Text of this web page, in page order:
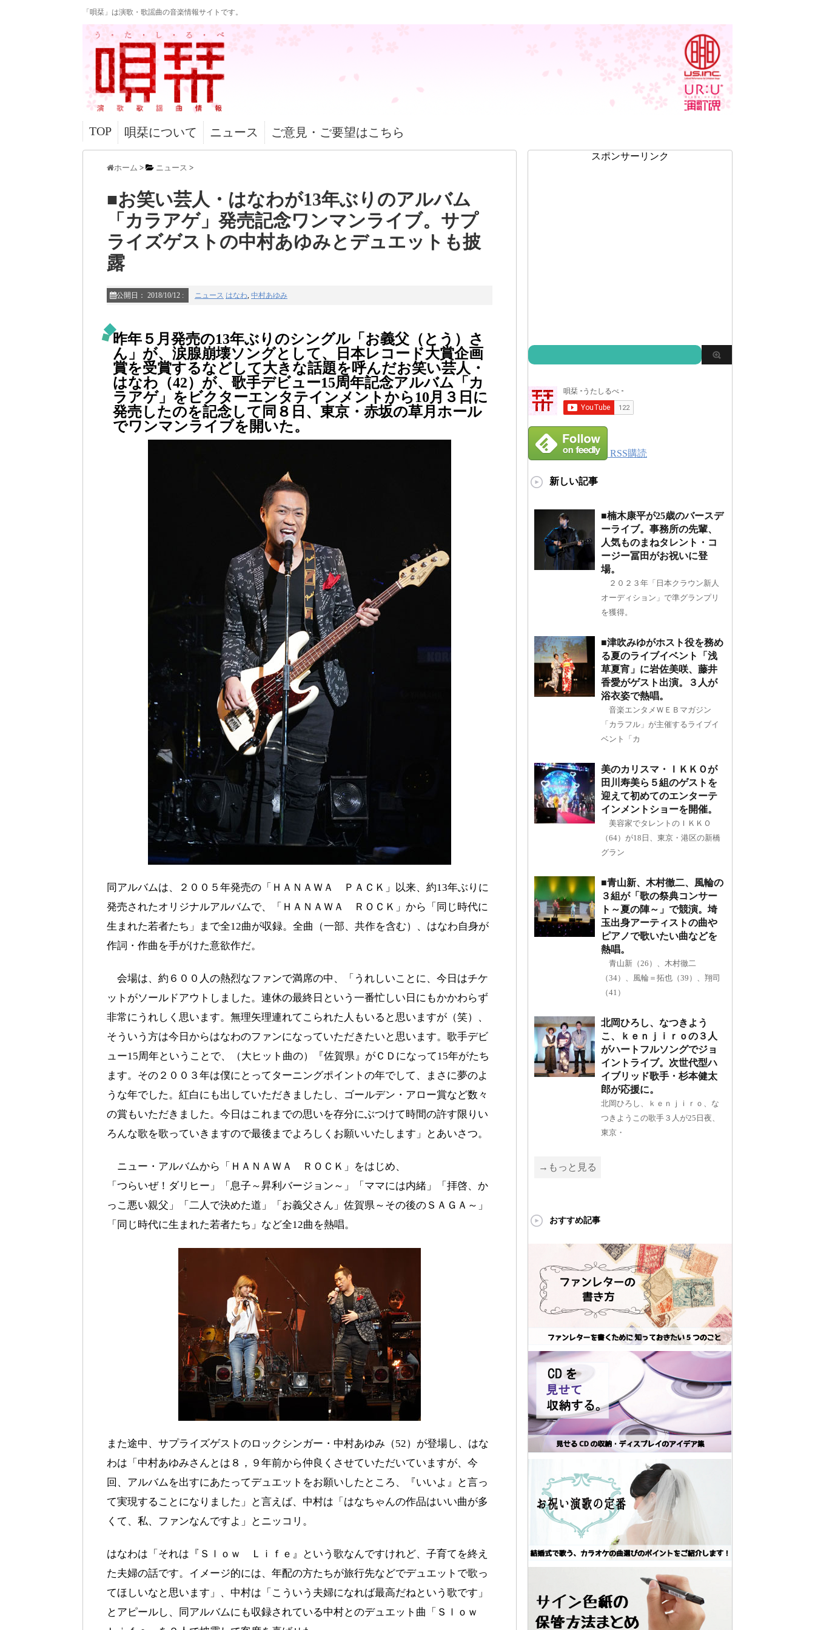
「唄栞」は演歌・歌謡曲の音楽情報サイトです。
TOP 唄栞について ニュース ご意見・ご要望はこちら
ホーム > ニュース >
■お笑い芸人・はなわが13年ぶりのアルバム
「カラアゲ」発売記念ワンマンライブ。サプ
ライズゲストの中村あゆみとデュエットも披
露
公開日： 2018/10/12 : ニュース はなわ, 中村あゆみ
昨年５月発売の13年ぶりのシングル「お義父（とう）さ
ん」が、涙腺崩壊ソングとして、日本レコード大賞企画
賞を受賞するなどして大きな話題を呼んだお笑い芸人・
はなわ（42）が、歌手デビュー15周年記念アルバム「カ
ラアゲ」をビクターエンタテインメントから10月３日に
発売したのを記念して同８日、東京・赤坂の草月ホール
でワンマンライブを開いた。
同アルバムは、２００５年発売の「ＨＡＮＡＷＡ ＰＡＣＫ」以来、約13年ぶりに
発売されたオリジナルアルバムで、「ＨＡＮＡＷＡ ＲＯＣＫ」から「同じ時代に
生まれた若者たち」まで全12曲が収録。全曲（一部、共作を含む）、はなわ自身が
作詞・作曲を手がけた意欲作だ。
会場は、約６００人の熱烈なファンで満席の中、「うれしいことに、今日はチケ
ットがソールドアウトしました。連休の最終日という一番忙しい日にもかかわらず
非常にうれしく思います。無理矢理連れてこられた人もいると思いますが（笑）、
そういう方は今日からはなわのファンになっていただきたいと思います。歌手デビ
ュー15周年ということで、（大ヒット曲の）『佐賀県』がＣＤになって15年がたち
ます。その２００３年は僕にとってターニングポイントの年でして、まさに夢のよ
うな年でした。紅白にも出していただきましたし、ゴールデン・アロー賞など数々
の賞もいただきました。今日はこれまでの思いを存分にぶつけて時間の許す限りい
ろんな歌を歌っていきますので最後までよろしくお願いいたします」とあいさつ。
ニュー・アルバムから「ＨＡＮＡＷＡ ＲＯＣＫ」をはじめ、
「つらいぜ！ダリヒー」「息子～昇利バージョン～」「ママには内緒」「拝啓、か
っこ悪い親父」「二人で決めた道」「お義父さん」佐賀県～その後のＳＡＧＡ～」
「同じ時代に生まれた若者たち」など全12曲を熱唱。
また途中、サプライズゲストのロックシンガー・中村あゆみ（52）が登場し、はな
わは「中村あゆみさんとは８，９年前から仲良くさせていただいていますが、今
回、アルバムを出すにあたってデュエットをお願いしたところ、『いいよ』と言っ
て実現することになりました」と言えば、中村は「はなちゃんの作品はいい曲が多
くて、私、ファンなんですよ」とニッコリ。
はなわは「それは『Ｓｌｏｗ Ｌｉｆｅ』という歌なんですけれど、子育てを終え
た夫婦の話です。イメージ的には、年配の方たちが旅行先などでデュエットで歌っ
てほしいなと思います」、中村は「こういう夫婦になれば最高だねという歌です」
とアピールし、同アルバムにも収録されている中村とのデュエット曲「Ｓｌｏｗ
スポンサーリンク
RSS購読
新しい記事
■楠木康平が25歳のバースデ
ーライブ。事務所の先輩、
人気ものまねタレント・コ
ージー冨田がお祝いに登
場。
２０２３年「日本クラウン新人
オーディション」で準グランプリ
を獲得。
■津吹みゆがホスト役を務め
る夏のライブイベント「浅
草夏宵」に岩佐美咲、藤井
香愛がゲスト出演。３人が
浴衣姿で熱唱。
音楽エンタメＷＥＢマガジン
「カラフル」が主催するライブイ
ベント「カ
美のカリスマ・ＩＫＫＯが
田川寿美ら５組のゲストを
迎えて初めてのエンターテ
インメントショーを開催。
美容家でタレントのＩＫＫＯ
（64）が18日、東京・港区の新橋
グラン
■青山新、木村徹二、風輪の
３組が「歌の祭典コンサー
ト～夏の陣～」で競演。埼
玉出身アーティストの曲や
ピアノで歌いたい曲などを
熱唱。
青山新（26）、木村徹二
（34）、風輪＝拓也（39）、翔司
（41）
北岡ひろし、なつきよう
こ、ｋｅｎｊｉｒｏの３人
がハートフルソングでジョ
イントライブ。次世代型ハ
イブリッド歌手・杉本健太
郎が応援に。
北岡ひろし、ｋｅｎｊｉｒｏ、な
つきようこの歌手３人が25日夜、
東京・
→もっと見る
おすすめ記事